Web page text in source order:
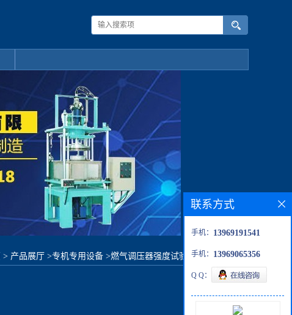
> 产品展厅 >专机专用设备 >燃气调压器强度试验设备-手动控制
联系方式
手机： 13969191541
手机： 13969065356
Q Q：